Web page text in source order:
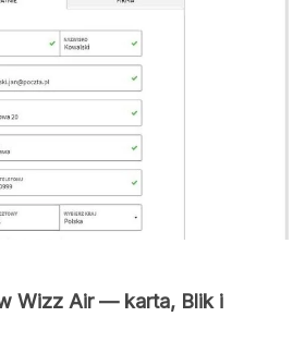
Wizz Air — karta, Blik i